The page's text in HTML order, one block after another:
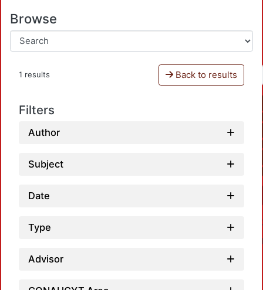
Browse
1 results Back to results
Filters
Author
Subject
Date
Type
Advisor